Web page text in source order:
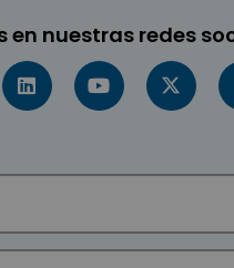
en nuestras redes